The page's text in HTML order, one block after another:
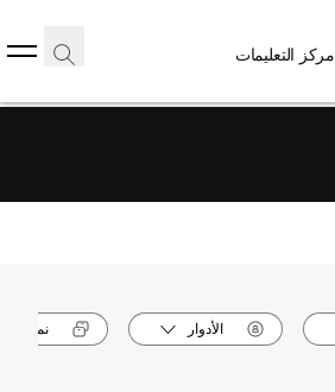
مركز التعليمات
الأدوار نماذج